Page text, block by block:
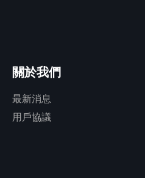
關於我們
最新消息
用戶協議